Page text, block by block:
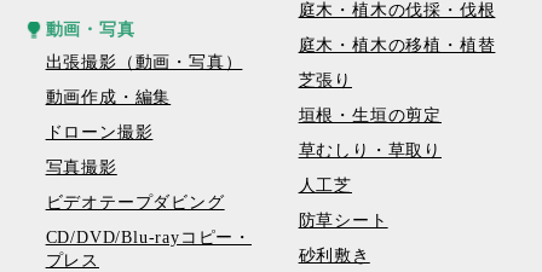
動画・写真
出張撮影（動画・写真）
動画作成・編集
ドローン撮影
写真撮影
ビデオテープダビング
CD/DVD/Blu-rayコピー・
プレス
庭木・植木の伐採・伐根
庭木・植木の移植・植替
芝張り
垣根・生垣の剪定
草むしり・草取り
人工芝
防草シート
砂利敷き